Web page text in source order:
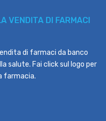
VENDITA DI FARMACI
di farmaci da banco
salute. Fai click sul logo per
farmacia.